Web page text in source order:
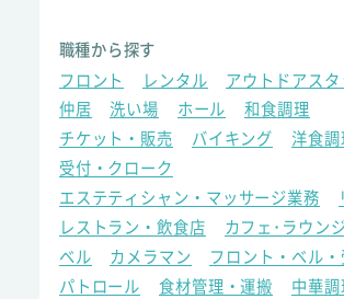
職種から探す
フロント
レンタル
アウトドアスタ
仲居
洗い場 ホール
和食調理
チケット・販売
バイキング 洋食調
受付・クローク
エステティシャン・マッサージ業務
レストラン・飲食店
カフェ･ラウン
ベル
カメラマン
フロント・ベル
パトロール
食材管理・運搬
中華